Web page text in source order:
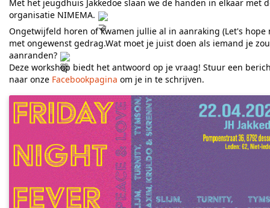
Met het jeugdhuis Jakkedoe slaan we de handen in elkaar met
organisatie NIMEMA.
Ongetwijfeld horen of kwamen jullie al in aanraking (Let's hope
met ongewenst gedrag.Wat moet je juist doen als iemand je zou
aanranden?
Deze workshop biedt het antwoord op je vraag! Stuur een
naar onze Facebookpagina om je in te schrijven.